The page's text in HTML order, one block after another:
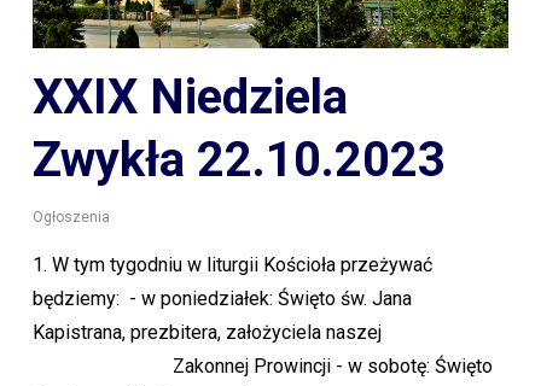
XXIX Niedziela
Zwykła 22.10.2023
Ogłoszenia
1. W tym tygodniu w liturgii Kościoła przeżywać
będziemy: - w poniedziałek: Święto św. Jana
Kapistrana, prezbitera, założyciela naszej
Zakonnej Prowincji - w sobotę: Święto